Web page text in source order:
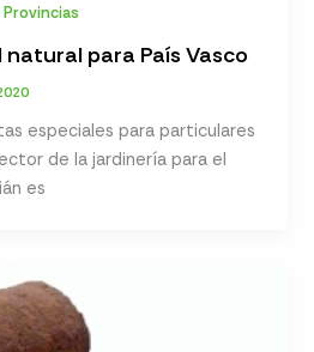
para País Vasco
especiales para particulares
de la jardinería para el
es